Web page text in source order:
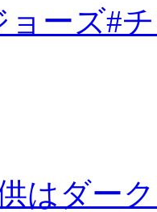
ョーズ#
はダー